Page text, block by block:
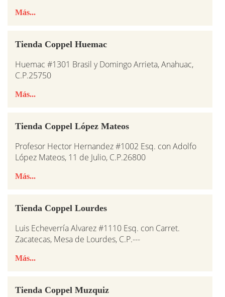
Más...
Tienda Coppel Huemac
Huemac #1301 Brasil y Domingo Arrieta, Anahuac,
C.P.25750
Más...
Tienda Coppel López Mateos
Profesor Hector Hernandez #1002 Esq. con Adolfo
López Mateos, 11 de Julio, C.P.26800
Más...
Tienda Coppel Lourdes
Luis Echeverría Alvarez #1110 Esq. con Carret.
Zacatecas, Mesa de Lourdes, C.P.---
Más...
Tienda Coppel Muzquiz